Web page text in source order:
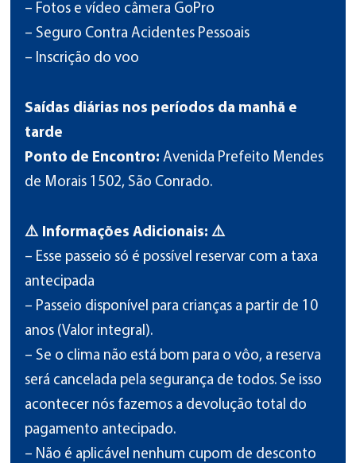
– Fotos e vídeo câmera GoPro
– Seguro Contra Acidentes Pessoais
– Inscrição do voo
Saídas diárias nos períodos da manhã e
tarde
Ponto de Encontro: Avenida Prefeito Mendes
de Morais 1502, São Conrado.
⚠️ Informações Adicionais: ⚠️
– Esse passeio só é possível reservar com a taxa
antecipada
– Passeio disponível para crianças a partir de 10
anos (Valor integral).
– Se o clima não está bom para o vôo, a reserva
será cancelada pela segurança de todos. Se isso
acontecer nós fazemos a devolução total do
pagamento antecipado.
– Não é aplicável nenhum cupom de desconto